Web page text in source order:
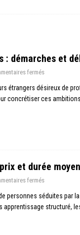
: démarches et
fermés
étrangers désireux de
concrétiser ces
et durée
fermés
personnes séduites par
apprentissage structuré,